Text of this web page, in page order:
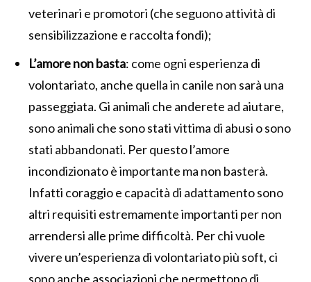
veterinari e promotori (che seguono attività di
sensibilizzazione e raccolta fondi);
L’amore non basta: come ogni esperienza di
volontariato, anche quella in canile non sarà una
passeggiata. Gi animali che anderete ad aiutare,
sono animali che sono stati vittima di abusi o sono
stati abbandonati. Per questo l’amore
incondizionato è importante ma non basterà.
Infatti coraggio e capacità di adattamento sono
altri requisiti estremamente importanti per non
arrendersi alle prime difficoltà. Per chi vuole
vivere un’esperienza di volontariato più soft, ci
sono anche associazioni che permettono di